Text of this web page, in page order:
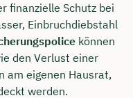
finanzielle Schutz bei
Einbruchdiebstahl
können
den Verlust einer
am eigenen Hausrat,
werden.